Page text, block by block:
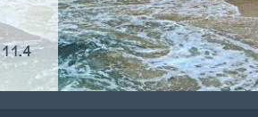
11.4 | 9 ימים 5.6 | 12 ימים לפרטים והרשמה